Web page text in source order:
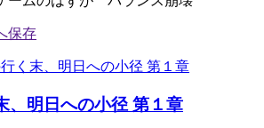
、明日への小径 第１章